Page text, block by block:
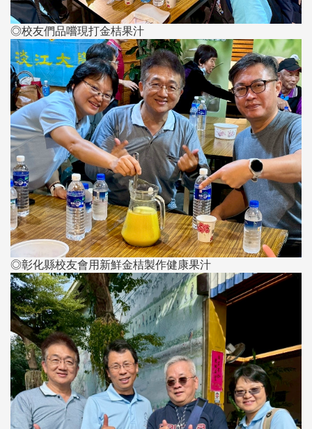
◎校友們品嚐現打金桔果汁
◎彰化縣校友會用新鮮金桔製作健康果汁